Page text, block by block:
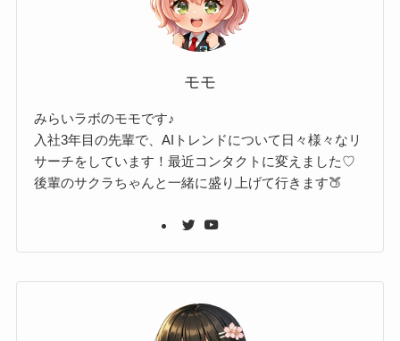
モモ
みらいラボのモモです♪
入社3年目の先輩で、AIトレンドについて日々様々なリ
サーチをしています！最近コンタクトに変えました♡
後輩のサクラちゃんと一緒に盛り上げて行きます🍑